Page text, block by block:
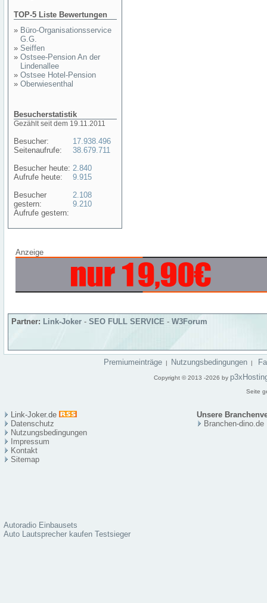
TOP-5 Liste Bewertungen
» Büro-Organisationsservice
G.G.
» Seiffen
» Ostsee-Pension An der
Lindenallee
» Ostsee Hotel-Pension
» Oberwiesenthal
Besucherstatistik
Gezählt seit dem 19.11.2011
Besucher:
Seitenaufrufe:
Besucher heute:
Aufrufe heute:
Besucher
gestern:
Aufrufe gestern:
17.938.496
38.679.711
2.840
9.915
2.108
9.210
Anzeige
Partner: Link-Joker - SEO FULL SERVICE - W3Forum
Premiumeinträge | Nutzungsbedingungen |
Copyright © 2013 -2026 by
Seite
Link-Joker.de
Unsere
Datenschutz
Nutzungsbedingungen
Impressum
Kontakt
Sitemap
Branchen-dino.de
Autoradio Einbausets
Auto Lautsprecher kaufen Testsieger